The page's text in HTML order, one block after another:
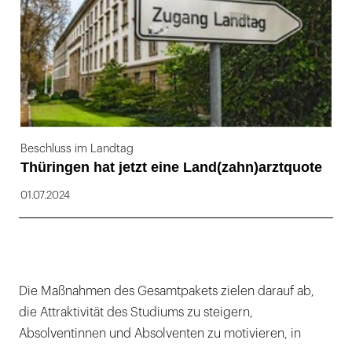
Beschluss im Landtag
Thüringen hat jetzt eine Land(zahn)arztquote
01.07.2024
Die Maßnahmen des Gesamtpakets zielen darauf ab,
die Attraktivität des Studiums zu steigern,
Absolventinnen und Absolventen zu motivieren, in